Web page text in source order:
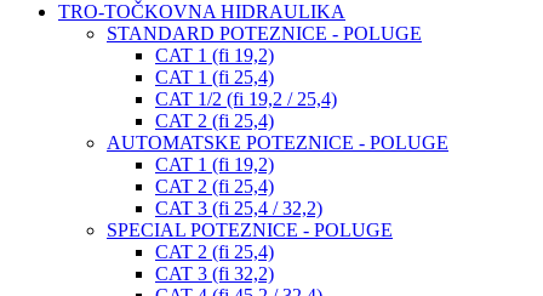
TRO-TOČKOVNA HIDRAULIKA
STANDARD POTEZNICE - POLUGE
CAT 1 (fi 19,2)
CAT 1 (fi 25,4)
CAT 1/2 (fi 19,2 / 25,4)
CAT 2 (fi 25,4)
AUTOMATSKE POTEZNICE - POLUGE
CAT 1 (fi 19,2)
CAT 2 (fi 25,4)
CAT 3 (fi 25,4 / 32,2)
SPECIAL POTEZNICE - POLUGE
CAT 2 (fi 25,4)
CAT 3 (fi 32,2)